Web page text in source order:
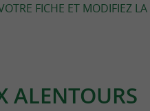
FICHE ET MODIFIEZ LA
ALENTOURS